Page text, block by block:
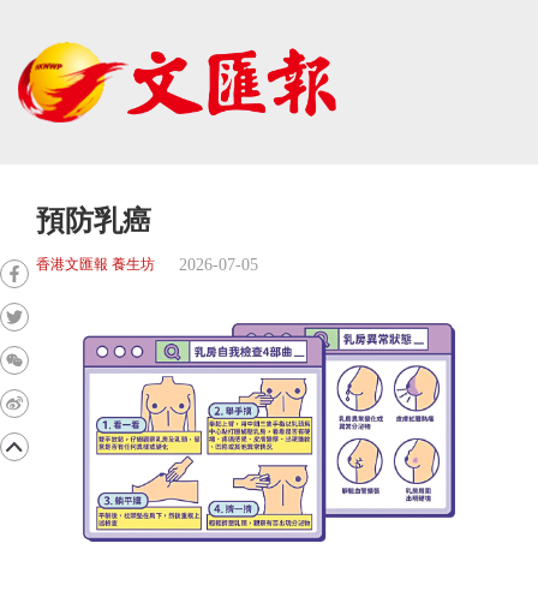
預防乳癌
香港文匯報 養生坊 2026-07-05